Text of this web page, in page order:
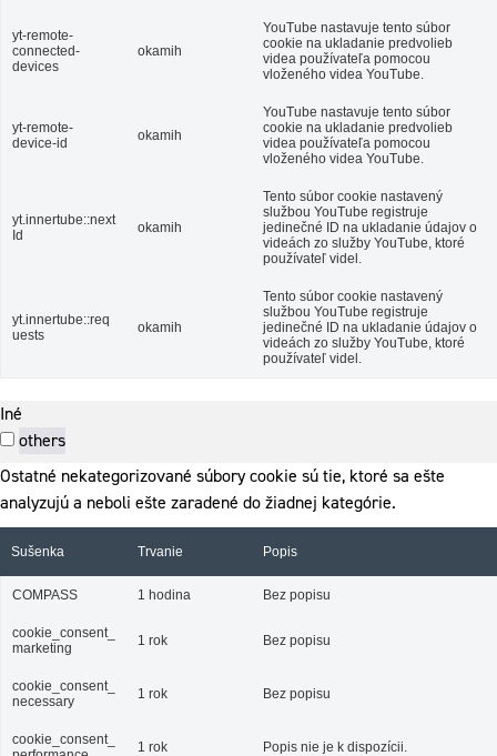
yt-remote-
connected-
devices
okamih
YouTube nastavuje tento súbor
cookie na ukladanie predvolieb
videa používateľa pomocou
vloženého videa YouTube.
yt-remote-
device-id
okamih
YouTube nastavuje tento súbor
cookie na ukladanie predvolieb
videa používateľa pomocou
vloženého videa YouTube.
yt.innertube::next
Id
okamih
Tento súbor cookie nastavený
službou YouTube registruje
jedinečné ID na ukladanie údajov o
videách zo služby YouTube, ktoré
používateľ videl.
yt.innertube::req
uests
okamih
Tento súbor cookie nastavený
službou YouTube registruje
jedinečné ID na ukladanie údajov o
videách zo služby YouTube, ktoré
používateľ videl.
Iné
others
Ostatné nekategorizované súbory cookie sú tie, ktoré sa ešte
analyzujú a neboli ešte zaradené do žiadnej kategórie.
Sušenka Trvanie Popis
COMPASS 1 hodina Bez popisu
cookie_consent_
marketing
1 rok Bez popisu
cookie_consent_
necessary
1 rok Bez popisu
cookie_consent_
1 rok Popis nie je k dispozícii.